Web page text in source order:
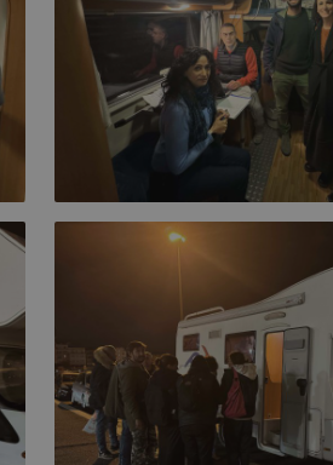
a rendere fruibile il sito web
del sito. Il sito web non è in grado di
Fornitore Dominio
YouTube
.youtube.com
CookieScript
www.fondazionequotidianosanita.org